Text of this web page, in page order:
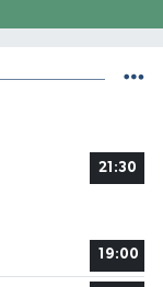
21:30
19:00